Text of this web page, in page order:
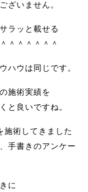
ざいません。
ラッと載せる
＾＾＾＾＾＾
ハウは同じです。
施術実績を
と良いですね。
術してきました
手書きのアンケー
に